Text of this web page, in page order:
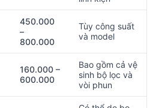
450.000
–
800.000
Tùy công suất
và model
160.000 –
600.000
Bao gồm cả vệ
sinh bộ lọc và
vòi phun